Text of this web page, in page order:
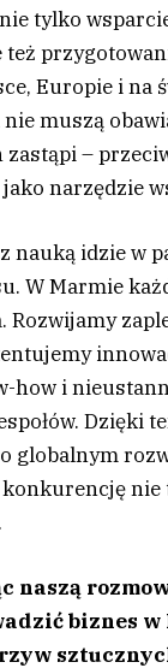
tylko
też
Europie i na
muszą
–
narzędzie
nauką idzie w
W Marmie
Rozwijamy
how i
Dzięki
globalnym
nie
naszą
biznes